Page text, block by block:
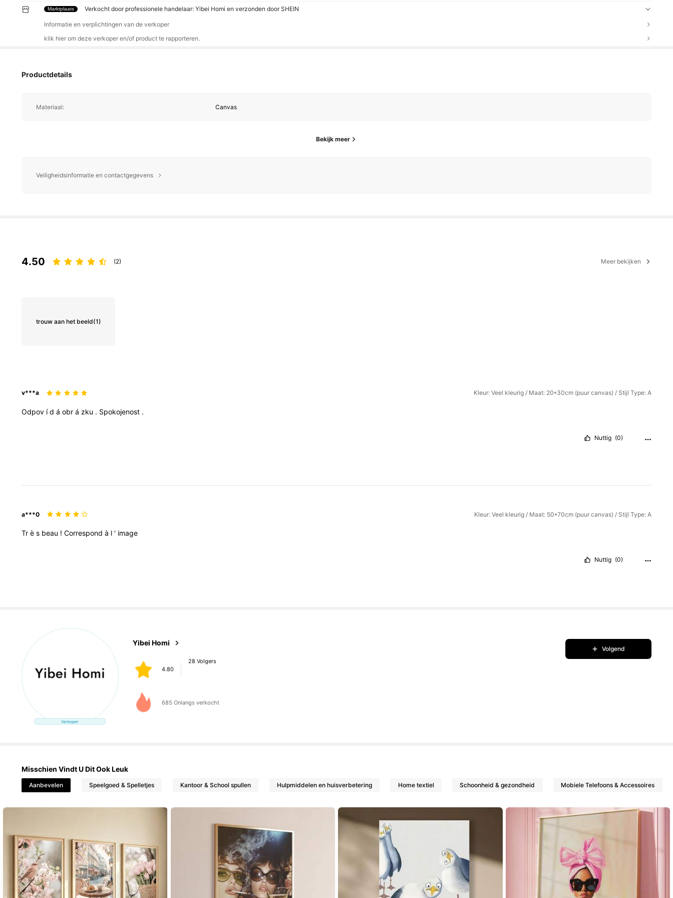
Marktplaats Verkocht door professionele handelaar: Yibei Homi en verzonden door SHEIN
Informatie en verplichtingen van de verkoper
klik hier om deze verkoper en/of product te rapporteren.
Productdetails
Materiaal: Canvas
Bekijk meer
Veiligheidsinformatie en contactgegevens
4.50 (2) Meer bekijken
trouw aan het beeld(1)
v***a Kleur: Veel kleurig / Maat: 20*30cm (puur canvas) / Stijl Type: A
Odpov íd á obr á zku . Spokojenost .
Nuttig (0)
a***0 Kleur: Veel kleurig / Maat: 50*70cm (puur canvas) / Stijl Type: A
Tr è s beau ! Correspond à l ' image
Nuttig (0)
Verkoper
Yibei Homi
4.80
n***i
28 Volgers
Volgend
685 Onlangs verkocht
Misschien Vindt U Dit Ook Leuk
Aanbevelen Speelgoed & Spelletjes Kantoor & School spullen Hulpmiddelen en huisverbetering Home textiel Schoonheid & gezondheid Mobiele Telefoons & Accessoires